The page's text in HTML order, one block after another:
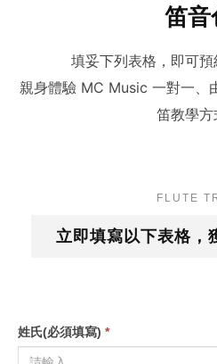
笛音
填妥下列表格，即可預
親身體驗 MC Music 一對一、
笛教學方
FLUTE
立即填寫以下表格，
姓氏(必須填寫) *